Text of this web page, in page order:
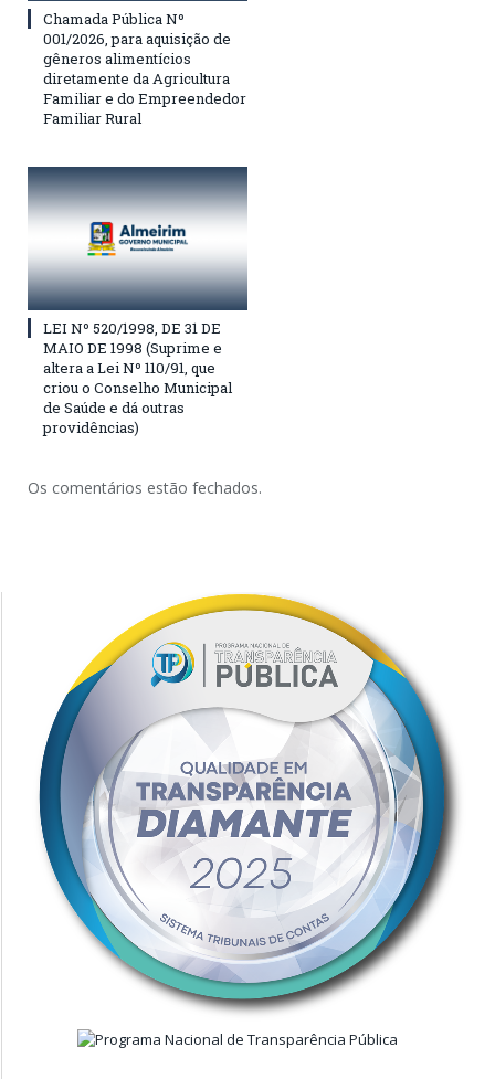
Chamada Pública Nº
001/2026, para aquisição de
gêneros alimentícios
diretamente da Agricultura
Familiar e do Empreendedor
Familiar Rural
LEI Nº 520/1998, DE 31 DE
MAIO DE 1998 (Suprime e
altera a Lei Nº 110/91, que
criou o Conselho Municipal
de Saúde e dá outras
providências)
Os comentários estão fechados.